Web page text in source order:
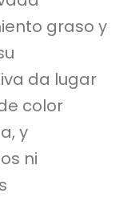
graso y
da lugar
color
y
ni